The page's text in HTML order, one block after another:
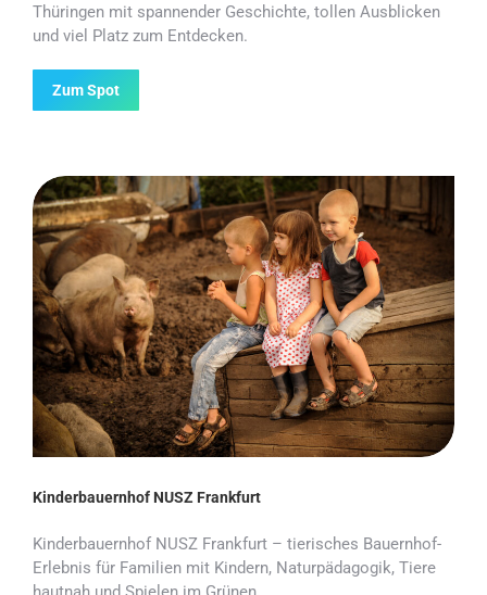
Thüringen mit spannender Geschichte, tollen Ausblicken
und viel Platz zum Entdecken.
Zum Spot
Kinderbauernhof NUSZ Frankfurt
Kinderbauernhof NUSZ Frankfurt – tierisches Bauernhof-
Erlebnis für Familien mit Kindern, Naturpädagogik, Tiere